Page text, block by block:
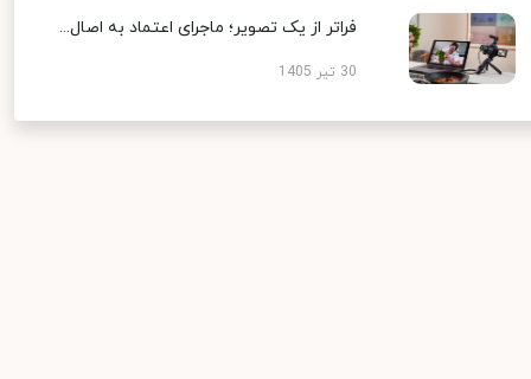
فراتر از یک تصویر؛ ماجرای اعتماد به اصال...
30 تیر 1405